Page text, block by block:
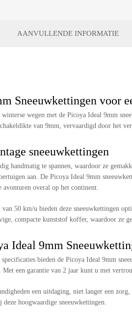
AANVULLENDE INFORMATIE
Sneeuwkettingen voor
wegen met de Picoya Ideal 9mm
van 9mm, vervaardigd door het
sneeuwkettingen
handmatig te spannen, waardoor ze
aan. De Picoya Ideal 9mm
overal op het continent.
50 km/u bieden deze sneeuwkettingen
compacte kunststof koffer, waardoor
Ideal 9mm
bieden de Picoya Ideal 9mm
een garantie van 2 jaar kunt u met
een uitdaging, niet langer een
hoogwaardige sneeuwkettingen.